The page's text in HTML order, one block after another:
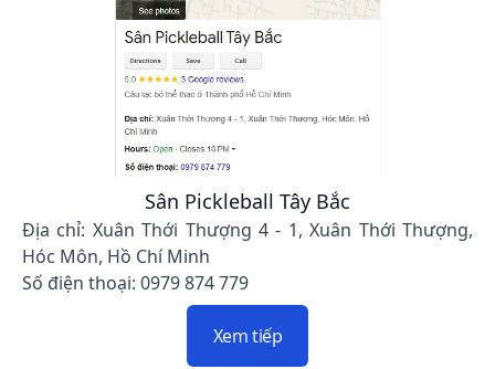
Sân Pickleball Tây Bắc
Địa chỉ: Xuân Thới Thượng 4 - 1, Xuân Thới Thượng,
Hóc Môn, Hồ Chí Minh
Số điện thoại: 0979 874 779
Xem tiếp